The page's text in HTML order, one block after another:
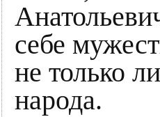
себе
не только
народа.